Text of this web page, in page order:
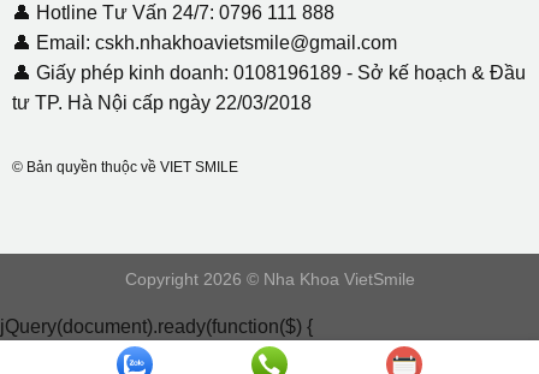
👤 Hotline Tư Vấn 24/7: 0796 111 888
👤 Email: cskh.nhakhoavietsmile@gmail.com
👤 Giấy phép kinh doanh: 0108196189 - Sở kế hoạch & Đầu
tư TP. Hà Nội cấp ngày 22/03/2018
© Bản quyền thuộc về VIET SMILE
Copyright 2026 © Nha Khoa VietSmile
jQuery(document).ready(function($) {
document.addEventListener( 'wpcf7mailsent', function( event ) {